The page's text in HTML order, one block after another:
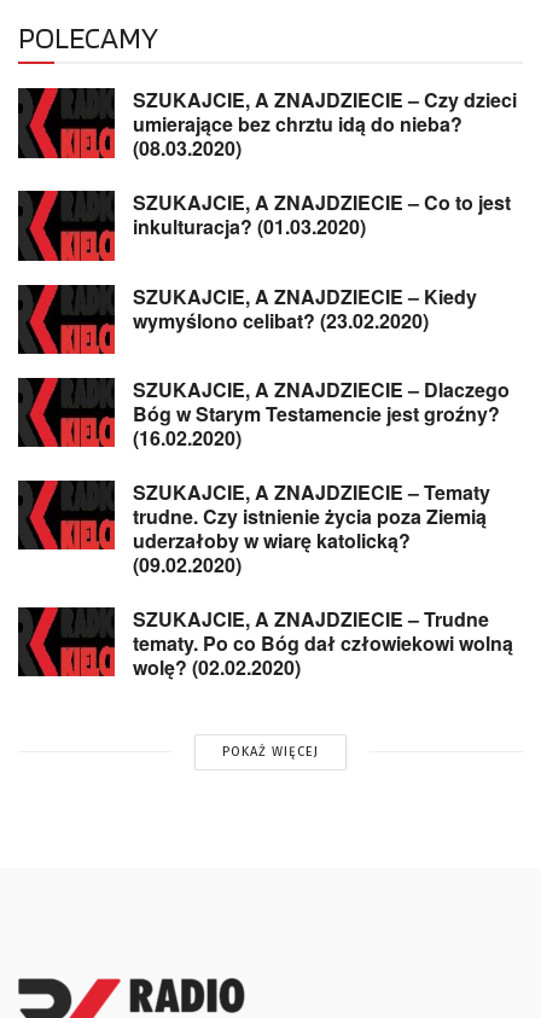
POLECAMY
SZUKAJCIE, A ZNAJDZIECIE – Czy dzieci
umierające bez chrztu idą do nieba?
(08.03.2020)
SZUKAJCIE, A ZNAJDZIECIE – Co to jest
inkulturacja? (01.03.2020)
SZUKAJCIE, A ZNAJDZIECIE – Kiedy
wymyślono celibat? (23.02.2020)
SZUKAJCIE, A ZNAJDZIECIE – Dlaczego
Bóg w Starym Testamencie jest groźny?
(16.02.2020)
SZUKAJCIE, A ZNAJDZIECIE – Tematy
trudne. Czy istnienie życia poza Ziemią
uderzałoby w wiarę katolicką?
(09.02.2020)
SZUKAJCIE, A ZNAJDZIECIE – Trudne
tematy. Po co Bóg dał człowiekowi wolną
wolę? (02.02.2020)
POKAŻ WIĘCEJ